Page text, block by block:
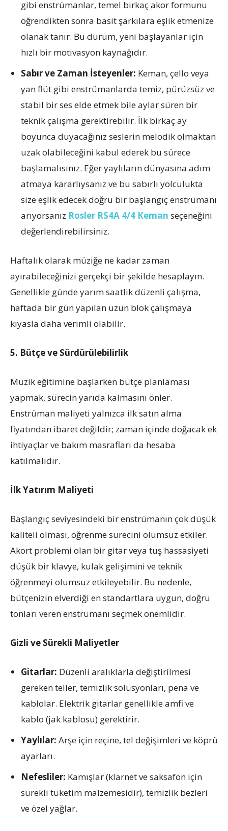
gibi enstrümanlar, temel birkaç akor formunu
öğrendikten sonra basit şarkılara eşlik etmenize
olanak tanır. Bu durum, yeni başlayanlar için
hızlı bir motivasyon kaynağıdır.
Sabır ve Zaman İsteyenler: Keman, çello veya
yan flüt gibi enstrümanlarda temiz, pürüzsüz ve
stabil bir ses elde etmek bile aylar süren bir
teknik çalışma gerektirebilir. İlk birkaç ay
boyunca duyacağınız seslerin melodik olmaktan
uzak olabileceğini kabul ederek bu sürece
başlamalısınız. Eğer yaylıların dünyasına adım
atmaya kararlıysanız ve bu sabırlı yolculukta
size eşlik edecek doğru bir başlangıç enstrümanı
arıyorsanız Rosler RS4A 4/4 Keman seçeneğini
değerlendirebilirsiniz.
Haftalık olarak müziğe ne kadar zaman
ayırabileceğinizi gerçekçi bir şekilde hesaplayın.
Genellikle günde yarım saatlik düzenli çalışma,
haftada bir gün yapılan uzun blok çalışmaya
kıyasla daha verimli olabilir.
5. Bütçe ve Sürdürülebilirlik
Müzik eğitimine başlarken bütçe planlaması
yapmak, sürecin yarıda kalmasını önler.
Enstrüman maliyeti yalnızca ilk satın alma
fiyatından ibaret değildir; zaman içinde doğacak ek
ihtiyaçlar ve bakım masrafları da hesaba
katılmalıdır.
İlk Yatırım Maliyeti
Başlangıç seviyesindeki bir enstrümanın çok düşük
kaliteli olması, öğrenme sürecini olumsuz etkiler.
Akort problemi olan bir gitar veya tuş hassasiyeti
düşük bir klavye, kulak gelişimini ve teknik
öğrenmeyi olumsuz etkileyebilir. Bu nedenle,
bütçenizin elverdiği en standartlara uygun, doğru
tonları veren enstrümanı seçmek önemlidir.
Gizli ve Sürekli Maliyetler
Gitarlar: Düzenli aralıklarla değiştirilmesi
gereken teller, temizlik solüsyonları, pena ve
kablolar. Elektrik gitarlar genellikle amfi ve
kablo (jak kablosu) gerektirir.
Yaylılar: Arşe için reçine, tel değişimleri ve köprü
ayarları.
Nefesliler: Kamışlar (klarnet ve saksafon için
sürekli tüketim malzemesidir), temizlik bezleri
ve özel yağlar.